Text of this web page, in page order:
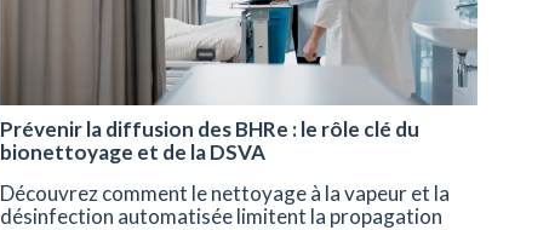
Prévenir la diffusion des BHRe : le rôle clé du
bionettoyage et de la DSVA
Découvrez comment le nettoyage à la vapeur et la
désinfection automatisée limitent la propagation